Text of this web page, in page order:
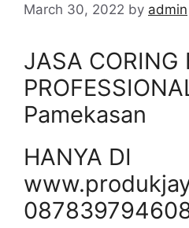
March 30, 2022 by admin
JASA CORING
Pamekasan
HANYA DI